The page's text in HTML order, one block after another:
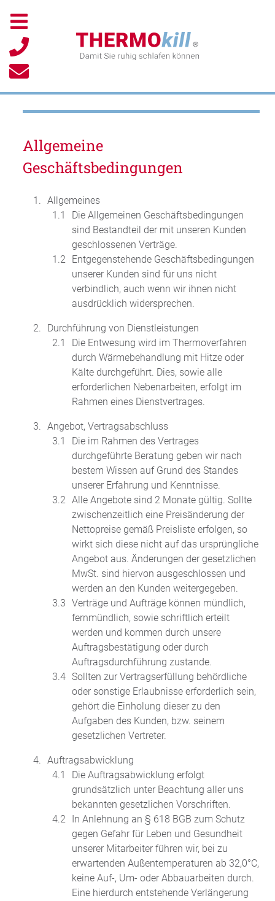
Allgemeine
Geschäftsbedingungen
Allgemeines
Die Allgemeinen Geschäftsbedingungen
sind Bestandteil der mit unseren Kunden
geschlossenen Verträge.
Entgegenstehende Geschäftsbedingungen
unserer Kunden sind für uns nicht
verbindlich, auch wenn wir ihnen nicht
ausdrücklich widersprechen.
Durchführung von Dienstleistungen
Die Entwesung wird im Thermoverfahren
durch Wärmebehandlung mit Hitze oder
Kälte durchgeführt. Dies, sowie alle
erforderlichen Nebenarbeiten, erfolgt im
Rahmen eines Dienstvertrages.
Angebot, Vertragsabschluss
Die im Rahmen des Vertrages
durchgeführte Beratung geben wir nach
bestem Wissen auf Grund des Standes
unserer Erfahrung und Kenntnisse.
Alle Angebote sind 2 Monate gültig. Sollte
zwischenzeitlich eine Preisänderung der
Nettopreise gemäß Preisliste erfolgen, so
wirkt sich diese nicht auf das ursprüngliche
Angebot aus. Änderungen der gesetzlichen
MwSt. sind hiervon ausgeschlossen und
werden an den Kunden weitergegeben.
Verträge und Aufträge können mündlich,
fernmündlich, sowie schriftlich erteilt
werden und kommen durch unsere
Auftragsbestätigung oder durch
Auftragsdurchführung zustande.
Sollten zur Vertragserfüllung behördliche
oder sonstige Erlaubnisse erforderlich sein,
gehört die Einholung dieser zu den
Aufgaben des Kunden, bzw. seinem
gesetzlichen Vertreter.
Auftragsabwicklung
Die Auftragsabwicklung erfolgt
grundsätzlich unter Beachtung aller uns
bekannten gesetzlichen Vorschriften.
In Anlehnung an § 618 BGB zum Schutz
gegen Gefahr für Leben und Gesundheit
unserer Mitarbeiter führen wir, bei zu
erwartenden Außentemperaturen ab 32,0°C,
keine Auf-, Um- oder Abbauarbeiten durch.
Eine hierdurch entstehende Verlängerung